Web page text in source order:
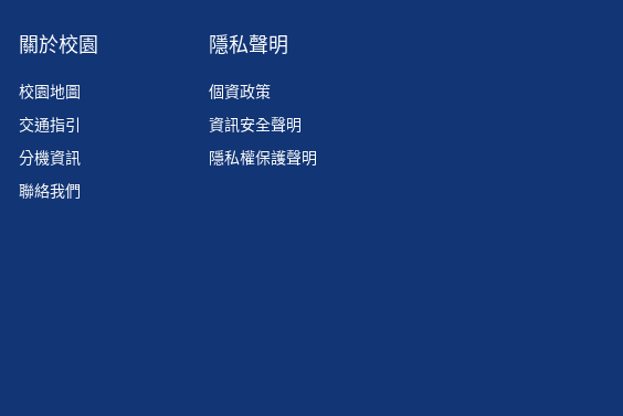
關於校園
校園地圖
交通指引
分機資訊
聯絡我們
隱私聲明
個資政策
資訊安全聲明
隱私權保護聲明